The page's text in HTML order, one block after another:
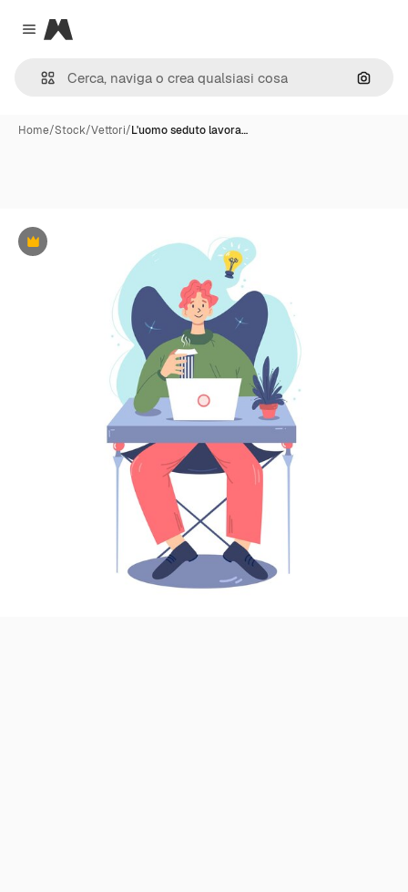
Close menu
Magnific
Cerca
Home/Stock/Vettori/L'uomo seduto lavora…
Premium